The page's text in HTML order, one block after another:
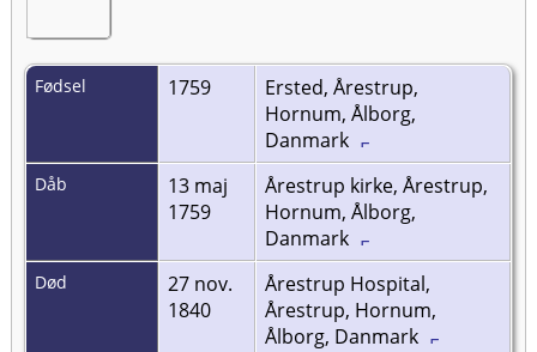
Fødsel 1759
Ersted, Årestrup,
Hornum, Ålborg,
Danmark
Dåb
13 maj
1759
Årestrup kirke, Årestrup,
Hornum, Ålborg,
Danmark
Død
27 nov.
1840
Årestrup Hospital,
Årestrup, Hornum,
Ålborg, Danmark